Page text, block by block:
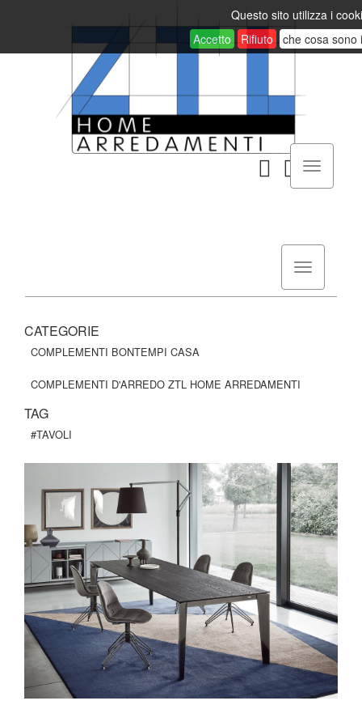
Questo sito utilizza i
Accetto
Rifiuto che cosa sono
CATEGORIE
COMPLEMENTI BONTEMPI CASA
COMPLEMENTI D'ARREDO ZTL HOME ARREDAMENTI
TAG
#TAVOLI